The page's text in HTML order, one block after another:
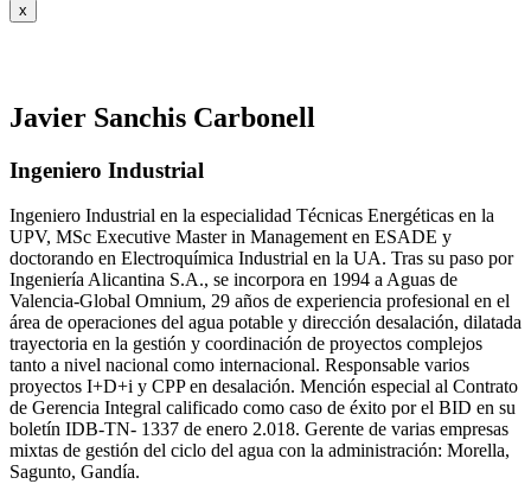
x
Javier Sanchis Carbonell
Ingeniero Industrial
Ingeniero Industrial en la especialidad Técnicas Energéticas en la
UPV, MSc Executive Master in Management en ESADE y
doctorando en Electroquímica Industrial en la UA. Tras su paso por
Ingeniería Alicantina S.A., se incorpora en 1994 a Aguas de
Valencia-Global Omnium, 29 años de experiencia profesional en el
área de operaciones del agua potable y dirección desalación, dilatada
trayectoria en la gestión y coordinación de proyectos complejos
tanto a nivel nacional como internacional. Responsable varios
proyectos I+D+i y CPP en desalación. Mención especial al Contrato
de Gerencia Integral calificado como caso de éxito por el BID en su
boletín IDB-TN- 1337 de enero 2.018. Gerente de varias empresas
mixtas de gestión del ciclo del agua con la administración: Morella,
Sagunto, Gandía.